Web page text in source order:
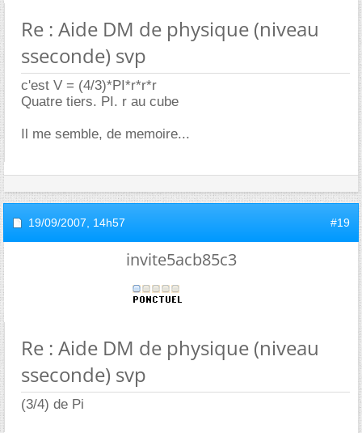
Re : Aide DM de physique (niveau
sseconde) svp
c'est V = (4/3)*PI*r*r*r
Quatre tiers. PI. r au cube
Il me semble, de memoire...
19/09/2007, 14h57 #19
invite5acb85c3
Re : Aide DM de physique (niveau
sseconde) svp
(3/4) de Pi